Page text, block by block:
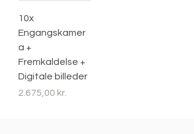
10x
Engangskamer
a +
Fremkaldelse +
Digitale billeder
Pris
2.675,00 kr.